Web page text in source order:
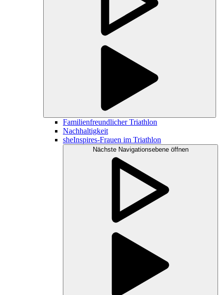
Familienfreundlicher Triathlon
Nachhaltigkeit
sheInspires-Frauen im Triathlon
Nächste Navigationsebene öffnen